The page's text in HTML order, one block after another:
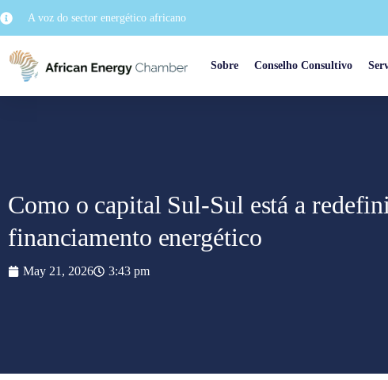
A voz do sector energético africano
Sobre Conselho Consultivo
Como o capital Sul-Sul está a
financiamento energético
May 21, 2026 3:43 pm